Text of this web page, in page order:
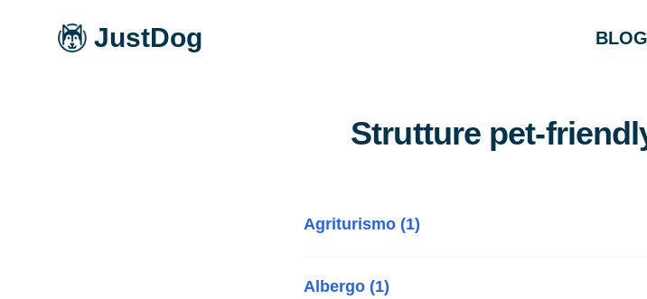
JustDog BLOG
Strutture pet-
Agriturismo (1)
Albergo (1)